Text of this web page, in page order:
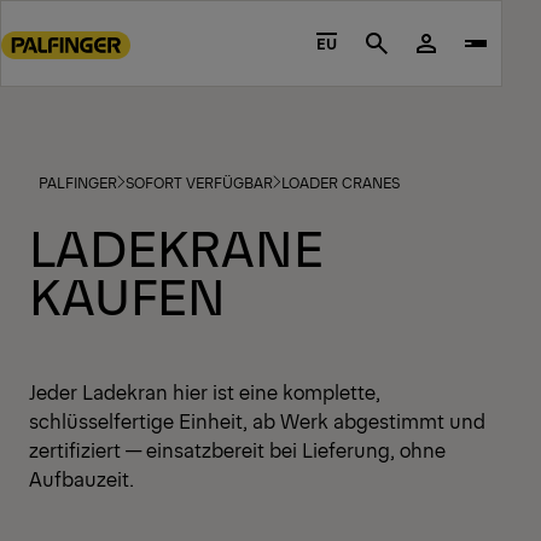
to
footer
EU Search
PALFINGER SOFORT VERFÜGBAR LOADER CRANES
LADEKRANE
KAUFEN
Jeder Ladekran hier ist eine komplette,
schlüsselfertige Einheit, ab Werk abgestimmt und
zertifiziert — einsatzbereit bei Lieferung, ohne
Aufbauzeit.